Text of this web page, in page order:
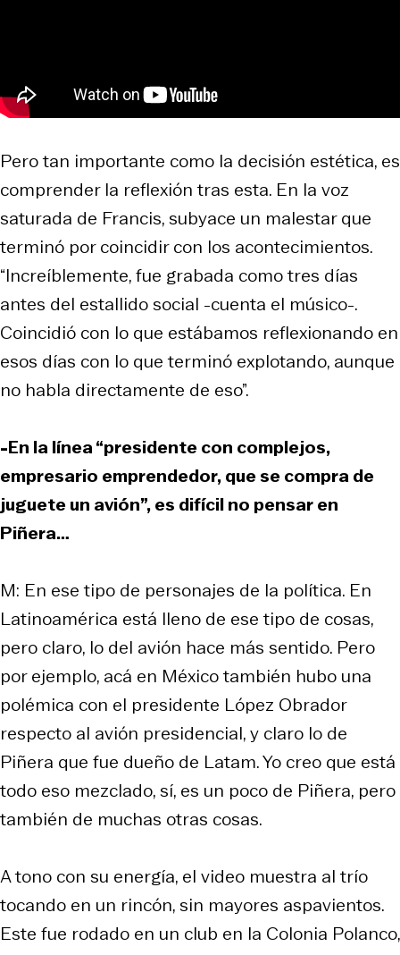
Pero tan importante como la decisión estética, es
comprender la reflexión tras esta. En la voz
saturada de Francis, subyace un malestar que
terminó por coincidir con los acontecimientos.
“Increíblemente, fue grabada como tres días
antes del estallido social -cuenta el músico-.
Coincidió con lo que estábamos reflexionando en
esos días con lo que terminó explotando, aunque
no habla directamente de eso”.
-En la línea “presidente con complejos,
empresario emprendedor, que se compra de
juguete un avión”, es difícil no pensar en
Piñera…
M: En ese tipo de personajes de la política. En
Latinoamérica está lleno de ese tipo de cosas,
pero claro, lo del avión hace más sentido. Pero
por ejemplo, acá en México también hubo una
polémica con el presidente López Obrador
respecto al avión presidencial, y claro lo de
Piñera que fue dueño de Latam. Yo creo que está
todo eso mezclado, sí, es un poco de Piñera, pero
también de muchas otras cosas.
A tono con su energía, el video muestra al trío
tocando en un rincón, sin mayores aspavientos.
Este fue rodado en un club en la Colonia Polanco,